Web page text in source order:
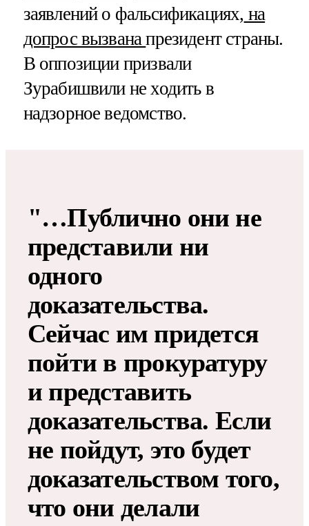
заявлений о фальсификациях, на
допрос вызванапрезидент страны.
В оппозиции призвали
Зурабишвили не ходить в
надзорное ведомство.
"…Публично они не
представили ни
одного
доказательства.
Сейчас им придется
пойти в прокуратуру
и представить
доказательства. Если
не пойдут, это будет
доказательством того,
что они делали